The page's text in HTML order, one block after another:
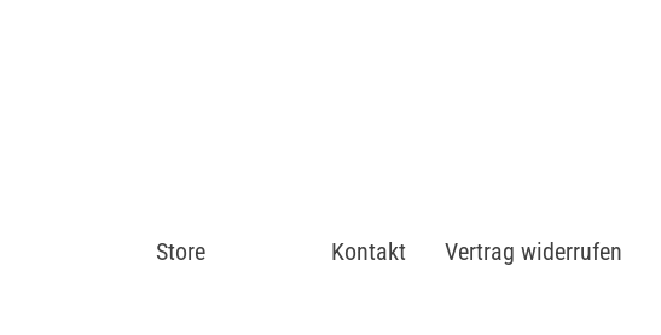
Store Kontakt Vertrag widerrufen